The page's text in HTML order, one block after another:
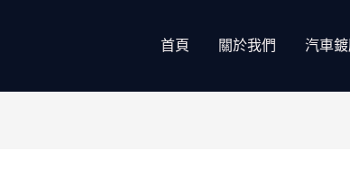
首頁 關於我們 汽車